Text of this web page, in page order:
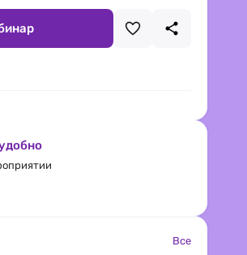
Все